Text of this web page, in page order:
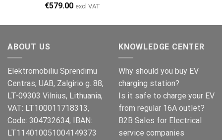
€579.00 excl VAT
ABOUT US
Elektromobiliu Sprendimu
Centras, UAB, Zalgirio g. 88,
LT-09303 Vilnius, Lithuania,
VAT: LT100011718313,
Code: 304732634, IBAN:
LT114010051004149373
KNOWLEDGE CENTER
Why should you buy EV
charging station?
Is it safe to charge your EV
from regular 16A outlet?
B2B Sales for Electrical
service companies